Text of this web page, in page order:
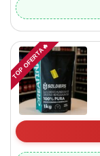
TOP OFERTA🔥